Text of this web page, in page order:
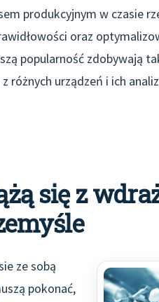
produkcyjnym w czasie
oraz
popularność zdobywają
różnych urządzeń i ich
się z
ze sobą
pokonać,